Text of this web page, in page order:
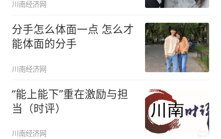
川南经济网
分手怎么体面一点 怎么才
能体面的分手
川南经济网
“能上能下”重在激励与担
当（时评）
川南经济网